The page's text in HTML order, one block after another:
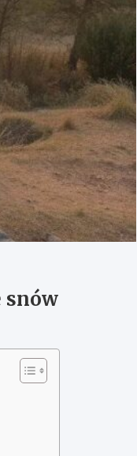
snów